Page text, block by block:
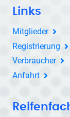
Links
Mitglieder
Registrierung
Verbraucher
Anfahrt